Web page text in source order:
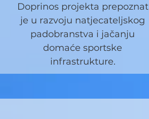
Doprinos projekta prepoznat
je u razvoju natjecateljskog
padobranstva i jačanju
domaće sportske
infrastrukture.